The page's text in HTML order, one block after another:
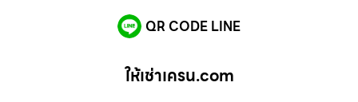
QR CODE LINE
ให้เช่าเครน.com